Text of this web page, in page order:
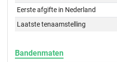
Eerste afgifte in Nederland
Laatste tenaamstelling
Bandenmaten